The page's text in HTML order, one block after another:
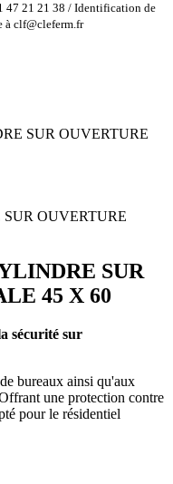
47 21 21 38 / Identification de
à clf@cleferm.fr
SUR OUVERTURE
SUR
45 X 60
sécurité sur
bureaux ainsi qu'aux
une protection contre
pour le résidentiel